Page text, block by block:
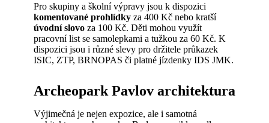
Pro skupiny a školní výpravy jsou k dispozici
komentované prohlídky za 400 Kč nebo kratší
úvodní slovo za 100 Kč. Děti mohou využít
pracovní list se samolepkami a tužkou za 60 Kč. K
dispozici jsou i různé slevy pro držitele průkazek
ISIC, ZTP, BRNOPAS či platné jízdenky IDS JMK.
Archeopark Pavlov architektura
Výjimečná je nejen expozice, ale i samotná